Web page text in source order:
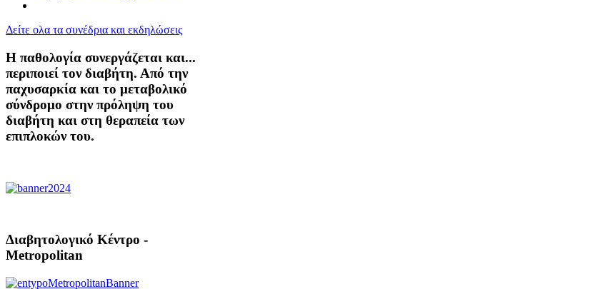
Δείτε ολα τα συνέδρια και εκδηλώσεις
Η παθολογία συνεργάζεται και...
περιποιεί τον διαβήτη. Από την
παχυσαρκία και το μεταβολικό
σύνδρομο στην πρόληψη του
διαβήτη και στη θεραπεία των
επιπλοκών του.
Διαβητολογικό Κέντρο -
Metropolitan